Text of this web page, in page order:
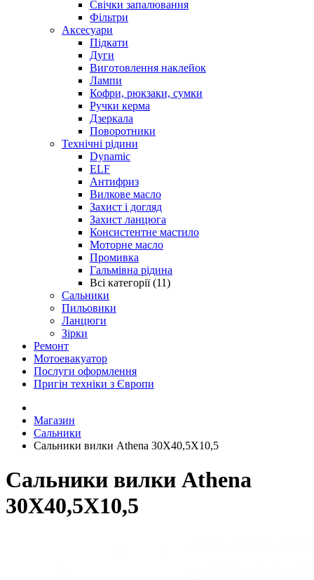
Свічки запалювання
Фільтри
Аксесуари
Підкати
Дуги
Виготовлення наклейок
Лампи
Кофри, рюкзаки, сумки
Ручки керма
Дзеркала
Поворотники
Технічні рідини
Dynamic
ELF
Антифриз
Вилкове масло
Захист і догляд
Захист ланцюга
Консистентне мастило
Моторне масло
Промивка
Гальмівна рідина
Всі категорії (11)
Сальники
Пильовики
Ланцюги
Зірки
Ремонт
Мотоевакуатор
Послуги оформлення
Пригін техніки з Європи
Магазин
Сальники
Сальники вилки Athena 30X40,5X10,5
Сальники вилки Athena
30X40,5X10,5